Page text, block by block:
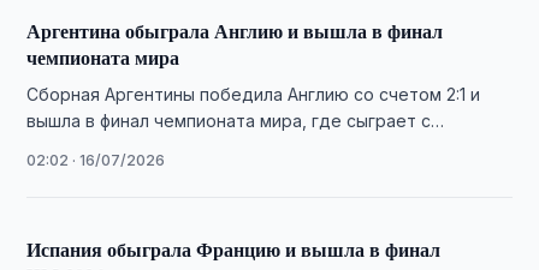
Аргентина обыграла Англию и вышла в финал
чемпионата мира
Сборная Аргентины победила Англию со счетом 2:1 и
вышла в финал чемпионата мира, где сыграет с
02:02 · 16/07/2026
Испания обыграла Францию и вышла в финал